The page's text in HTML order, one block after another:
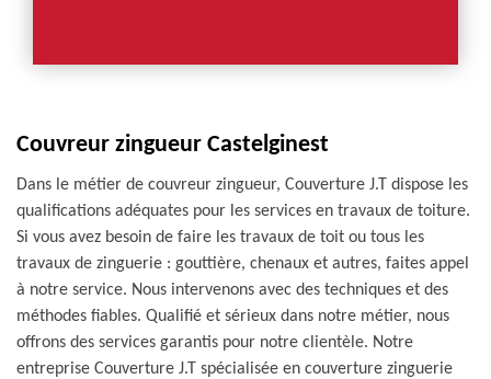
Couvreur zingueur Castelginest
Dans le métier de couvreur zingueur, Couverture J.T dispose les
qualifications adéquates pour les services en travaux de toiture.
Si vous avez besoin de faire les travaux de toit ou tous les
travaux de zinguerie : gouttière, chenaux et autres, faites appel
à notre service. Nous intervenons avec des techniques et des
méthodes fiables. Qualifié et sérieux dans notre métier, nous
offrons des services garantis pour notre clientèle. Notre
entreprise Couverture J.T spécialisée en couverture zinguerie